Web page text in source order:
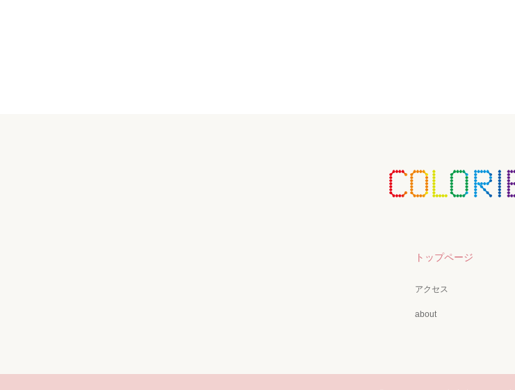
トップページ
アクセス
about